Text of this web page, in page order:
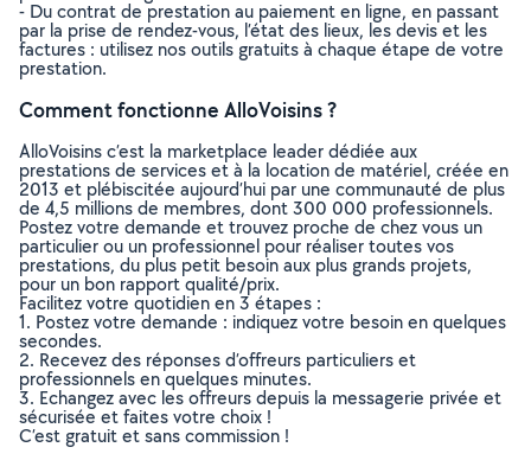
- Du contrat de prestation au paiement en ligne, en passant
par la prise de rendez-vous, l’état des lieux, les devis et les
factures : utilisez nos outils gratuits à chaque étape de votre
prestation.
Comment fonctionne AlloVoisins ?
AlloVoisins c’est la marketplace leader dédiée aux
prestations de services et à la location de matériel, créée en
2013 et plébiscitée aujourd’hui par une communauté de plus
de 4,5 millions de membres, dont 300 000 professionnels.
Postez votre demande et trouvez proche de chez vous un
particulier ou un professionnel pour réaliser toutes vos
prestations, du plus petit besoin aux plus grands projets,
pour un bon rapport qualité/prix.
Facilitez votre quotidien en 3 étapes :
1. Postez votre demande : indiquez votre besoin en quelques
secondes.
2. Recevez des réponses d’offreurs particuliers et
professionnels en quelques minutes.
3. Echangez avec les offreurs depuis la messagerie privée et
sécurisée et faites votre choix !
C’est gratuit et sans commission !